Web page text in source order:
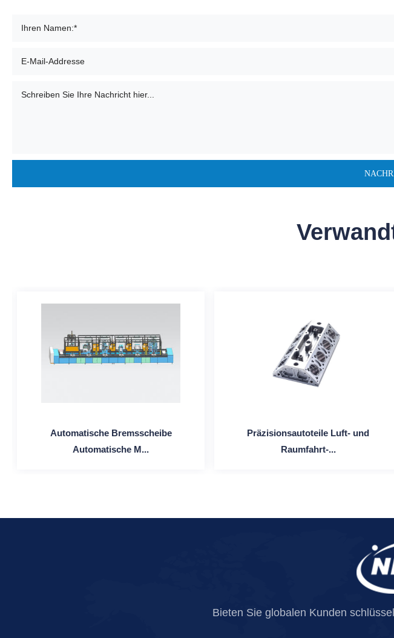
Automatische Bremsscheibe
Automatische M...
Präzisionsautoteile Luft- und
Raumfahrt-...
Bieten Sie globalen Kunden